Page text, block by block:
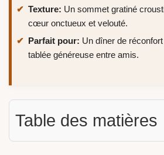
Texture: Un sommet gratiné
cœur onctueux et velouté.
Parfait pour: Un dîner de
tablée généreuse entre amis.
Table des matières